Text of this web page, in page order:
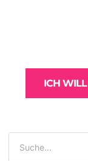
ICH